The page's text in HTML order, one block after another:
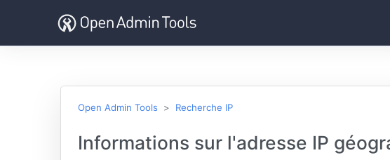
Open Admin Tools Recherche IP
Informations sur l'adresse IP